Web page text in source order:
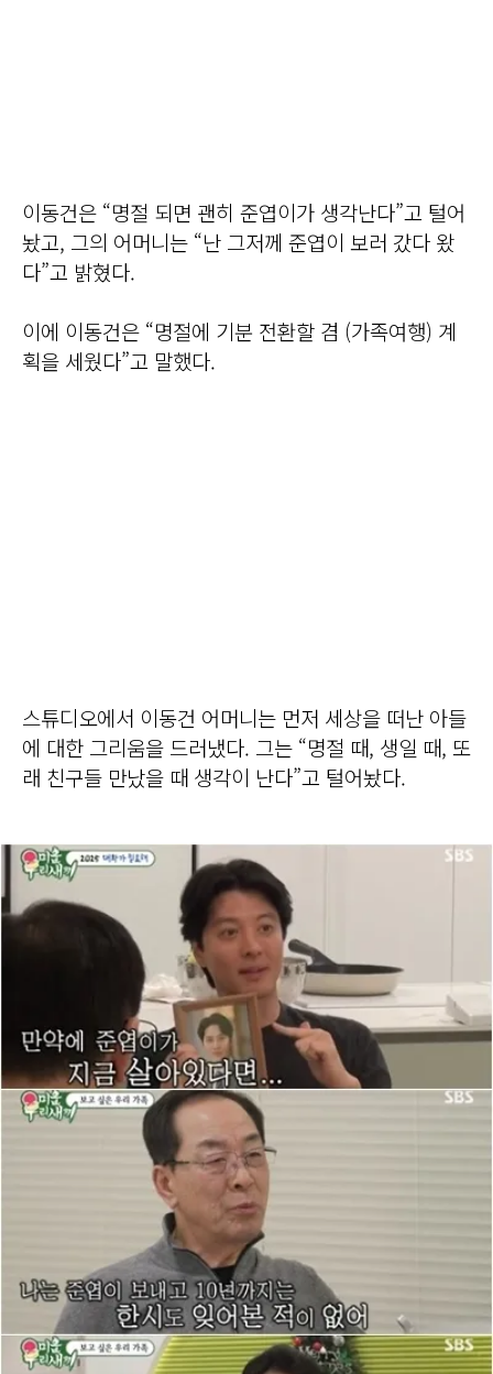
이동건은 “명절 되면 괜히 준엽이가 생각난다”고 털어
놨고, 그의 어머니는 “난 그저께 준엽이 보러 갔다 왔
다”고 밝혔다.
이에 이동건은 “명절에 기분 전환할 겸 (가족여행) 계
획을 세웠다”고 말했다.
스튜디오에서 이동건 어머니는 먼저 세상을 떠난 아들
에 대한 그리움을 드러냈다. 그는 “명절 때, 생일 때, 또
래 친구들 만났을 때 생각이 난다”고 털어놨다.